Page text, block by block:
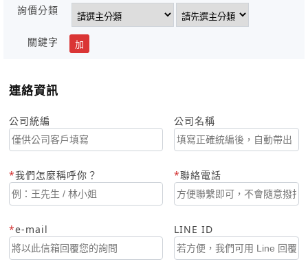
詢價分類
關鍵字 加
連絡資訊
公司統編 公司名稱
我們怎麼稱呼你？ 聯絡電話
e-mail LINE ID